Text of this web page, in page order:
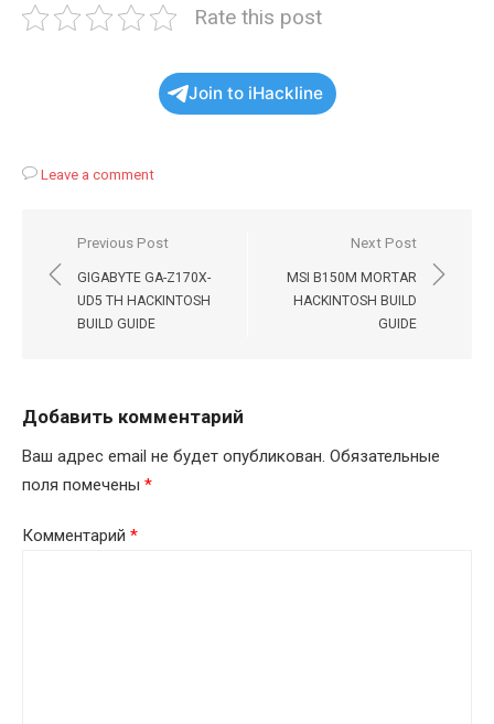
Rate this post
Join to iHackline
Leave a comment
Навигация
по
записям
Previous Post
GIGABYTE GA-Z170X-
UD5 TH HACKINTOSH
BUILD GUIDE
Next Post
MSI B150M MORTAR
HACKINTOSH BUILD
GUIDE
Добавить комментарий
Ваш адрес email не будет опубликован. Обязательные
поля помечены *
Комментарий *